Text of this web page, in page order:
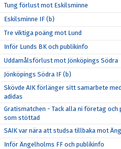
Tung förlust mot Eskilsminne
Eskilsminne IF (b)
Tre viktiga poäng mot Lund
Inför Lunds BK och publikinfo
Uddamålsförlust mot Jönköpings Södra
Jönköpings Södra IF (b)
Skövde AIK förlänger sitt samarbete
adidas
Gratismatchen - Tack alla ni företag och
som stöttad
SAIK var nära att studsa tillbaka mot
Inför Ängelholms FF och publikinfo